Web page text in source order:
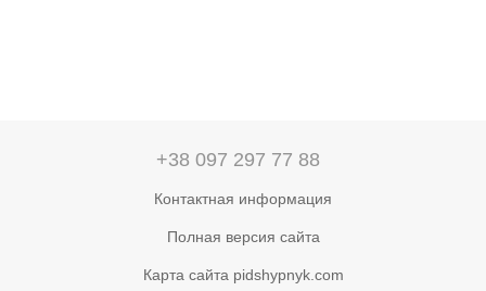
+38 097 297 77 88
Контактная информация
Полная версия сайта
Карта сайта pidshypnyk.com